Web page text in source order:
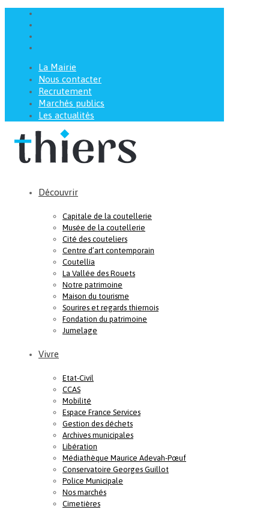
La Mairie
Nous contacter
Recrutement
Marchés publics
Les actualités
Découvrir
Capitale de la coutellerie
Musée de la coutellerie
Cité des couteliers
Centre d’art contemporain
Coutellia
La Vallée des Rouets
Notre patrimoine
Maison du tourisme
Sourires et regards thiernois
Fondation du patrimoine
Jumelage
Vivre
Etat-Civil
CCAS
Mobilité
Espace France Services
Gestion des déchets
Archives municipales
Libération
Médiathèque Maurice Adevah-Pœuf
Conservatoire Georges Guillot
Police Municipale
Nos marchés
Cimetières